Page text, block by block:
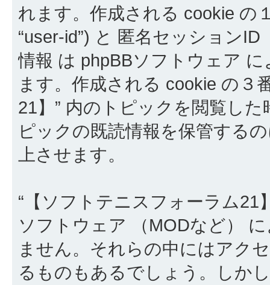
れます。作成される cookie の
“user-id”) と 匿名セッション
情報 は phpBBソフトウェア
ます。作成される cookie の３
21】” 内のトピックを閲覧し
ピックの既読情報を保管する
上させます。
“【ソフトテニスフォーラム21
ソフトウェア （MODなど）
ません。それらの中にはアク
るものもあるでしょう。しか